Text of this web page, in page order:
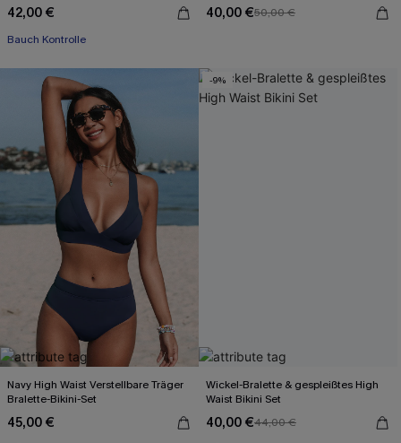
42,00 €
Bauch Kontrolle
40,00 €50,00 €
Navy High Waist Verstellbare Träger
Bralette-Bikini-Set
45,00 €
-9%
Wickel-Bralette & gespleißtes High
Waist Bikini Set
40,00 €44,00 €